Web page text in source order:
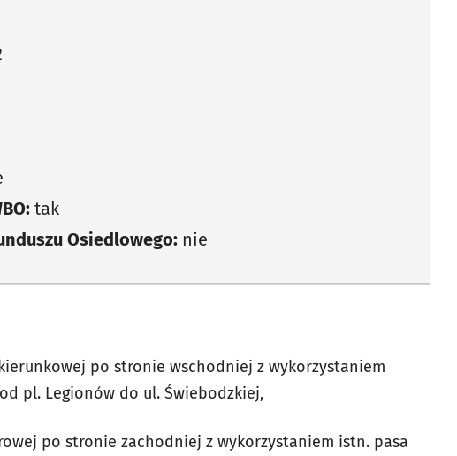
tak
Osiedlowego: nie
po stronie wschodniej z wykorzystaniem
pl. Legionów do ul. Świebodzkiej,
po stronie zachodniej z wykorzystaniem istn. pasa